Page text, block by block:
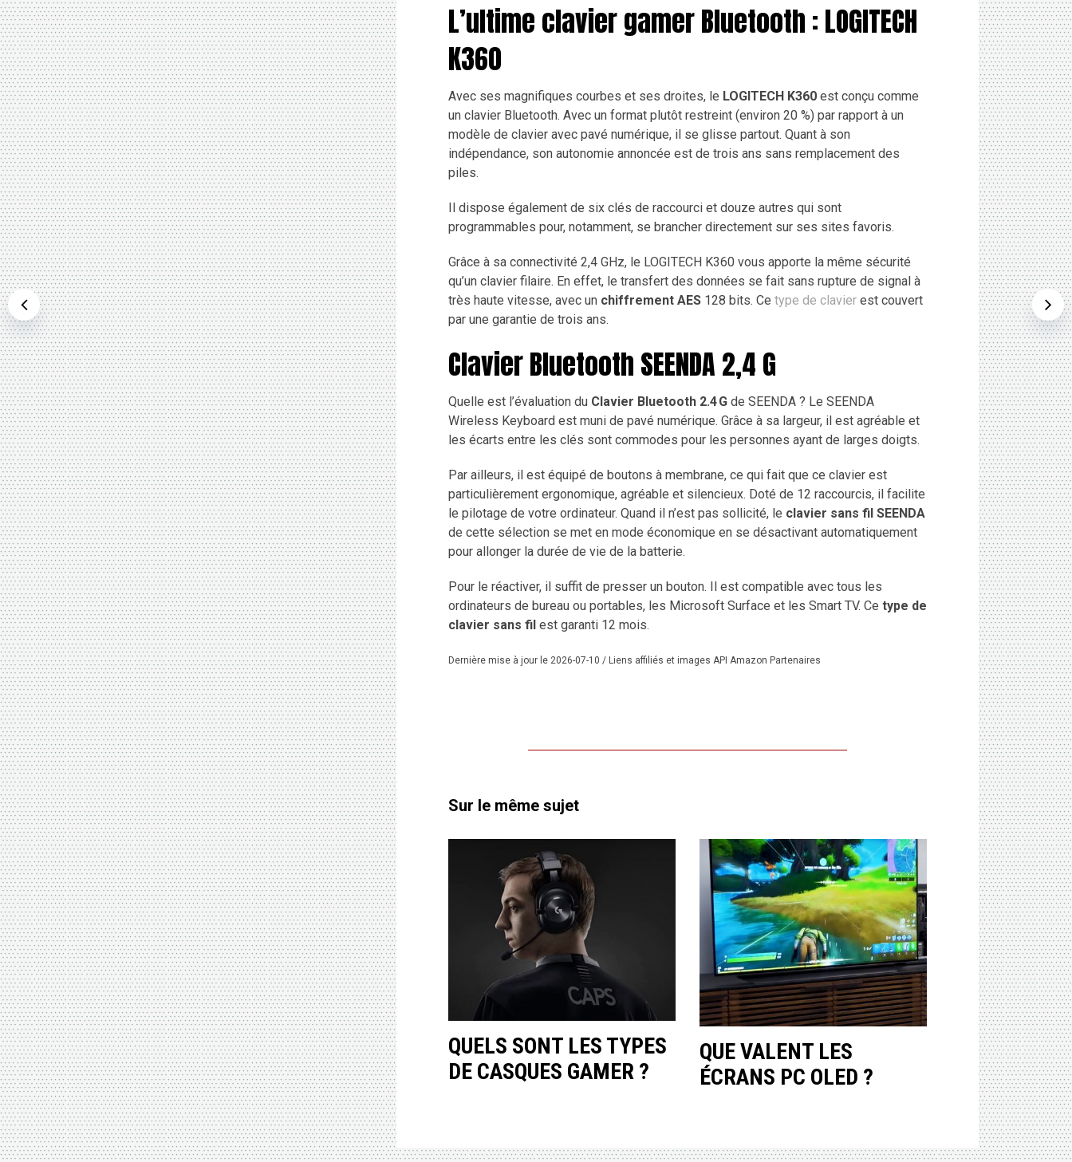
L’ultime clavier gamer Bluetooth : LOGITECH
K360
Avec ses magnifiques courbes et ses droites, le LOGITECH K360 est conçu comme
un clavier Bluetooth. Avec un format plutôt restreint (environ 20 %) par rapport à un
modèle de clavier avec pavé numérique, il se glisse partout. Quant à son
indépendance, son autonomie annoncée est de trois ans sans remplacement des
piles.
Il dispose également de six clés de raccourci et douze autres qui sont
programmables pour, notamment, se brancher directement sur ses sites favoris.
Grâce à sa connectivité 2,4 GHz, le LOGITECH K360 vous apporte la même sécurité
qu’un clavier filaire. En effet, le transfert des données se fait sans rupture de signal à
très haute vitesse, avec un chiffrement AES 128 bits. Ce type de clavier est couvert
par une garantie de trois ans.
Clavier Bluetooth SEENDA 2,4 G
Quelle est l’évaluation du Clavier Bluetooth 2.4 G de SEENDA ? Le SEENDA
Wireless Keyboard est muni de pavé numérique. Grâce à sa largeur, il est agréable et
les écarts entre les clés sont commodes pour les personnes ayant de larges doigts.
Par ailleurs, il est équipé de boutons à membrane, ce qui fait que ce clavier est
particulièrement ergonomique, agréable et silencieux. Doté de 12 raccourcis, il facilite
le pilotage de votre ordinateur. Quand il n’est pas sollicité, le clavier sans fil SEENDA
de cette sélection se met en mode économique en se désactivant automatiquement
pour allonger la durée de vie de la batterie.
Pour le réactiver, il suffit de presser un bouton. Il est compatible avec tous les
ordinateurs de bureau ou portables, les Microsoft Surface et les Smart TV. Ce type de
clavier sans fil est garanti 12 mois.
Dernière mise à jour le 2026-07-10 / Liens affiliés et images API Amazon Partenaires
Sur le même sujet
QUELS SONT LES TYPES
DE CASQUES GAMER ?
QUE VALENT LES
ÉCRANS PC OLED ?